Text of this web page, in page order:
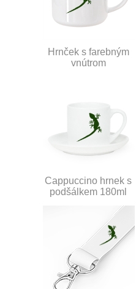
Hrnček s farebným
vnútrom
Cappuccino hrnek s
podšálkem 180ml